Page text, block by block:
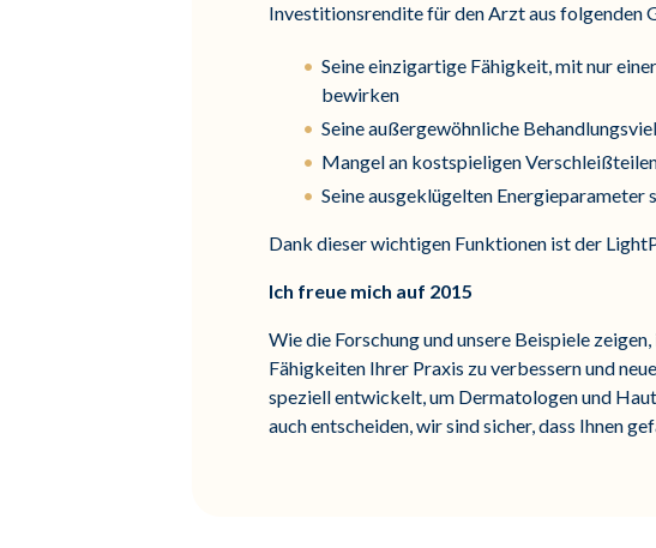
Investitionsrendite für den Arzt aus folgenden
Seine einzigartige Fähigkeit, mit nur
bewirken
Seine außergewöhnliche
Mangel an kostspieligen
Seine ausgeklügelten
Dank dieser wichtigen Funktionen ist der
Ich freue mich auf 2015
Wie die Forschung und unsere Beispiele
Fähigkeiten Ihrer Praxis zu verbessern und
speziell entwickelt, um Dermatologen und
auch entscheiden, wir sind sicher, dass Ihnen